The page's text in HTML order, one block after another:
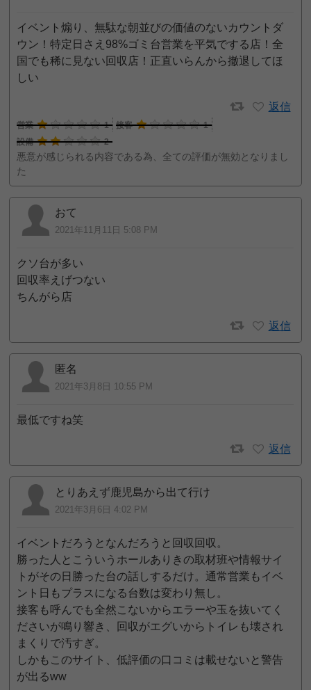
イベント煽り、無駄な朝並びの価値のないカウントダ
ウン！特定日さえ98%ゴミ台営業を平気でする店！全
国でも稀に見ない回収店！正直いらんから撤退してほ
しい
返信
営業 1 接客
1
設備
2
悪意が感じられる内容である為、全ての評価が無効となりまし
た
おて
2021年11月11日 5:08 PM
クソ台が多い
回収率えげつない
ちんがら店
返信
匿名
2021年3月8日 10:55 PM
最低ですね笑
返信
とりあえず鹿児島から出て行け
2021年3月6日 4:02 PM
イベントだろうとなんだろうと回収回収。
勝った人とこういうホールありきの取材班や情報サイ
トがその日勝った台の話しするだけ。通常営業もイベ
ント日もプラスになる台数は変わり無し。
接客も呼んでも全然こないからエラーや玉を抜いてく
ださいが鳴り響き、回収がエグいからトイレも壊され
まくりで汚すぎ。
しかもこのサイト、低評価の口コミは載せないと警告
が出るww